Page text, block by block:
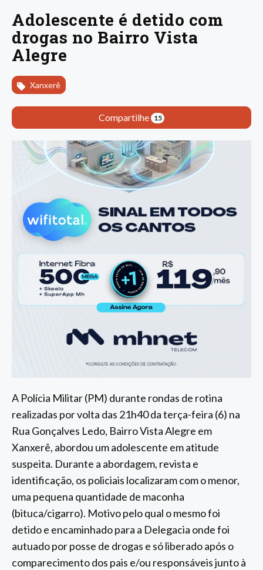
Adolescente é detido com
drogas no Bairro Vista
Alegre
Xanxerê
Compartilhe 15
A Polícia Militar (PM) durante rondas de rotina
realizadas por volta das 21h40 da terça-feira (6) na
Rua Gonçalves Ledo, Bairro Vista Alegre em
Xanxerê, abordou um adolescente em atitude
suspeita. Durante a abordagem, revista e
identificação, os policiais localizaram com o menor,
uma pequena quantidade de maconha
(bituca/cigarro). Motivo pelo qual o mesmo foi
detido e encaminhado para a Delegacia onde foi
autuado por posse de drogas e só liberado após o
comparecimento dos pais e/ou responsáveis junto à